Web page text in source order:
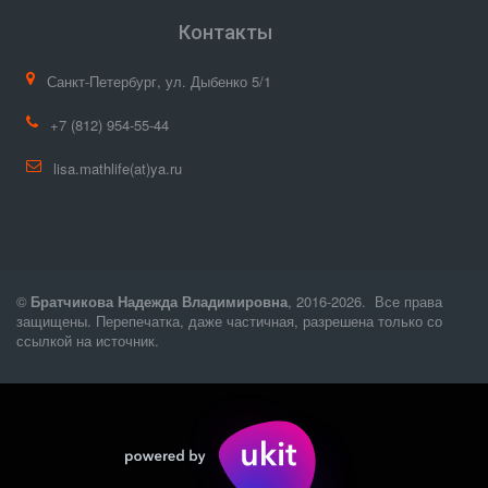
Контакты
Санкт-Петербург, ул. Дыбенко 5/1
+7 (812) 954-55-44
lisa.mathlife(at)ya.ru
© Братчикова Надежда Владимировна, 2016-2026.  Все права
защищены. Перепечатка, даже частичная, разрешена только со
ссылкой на источник.